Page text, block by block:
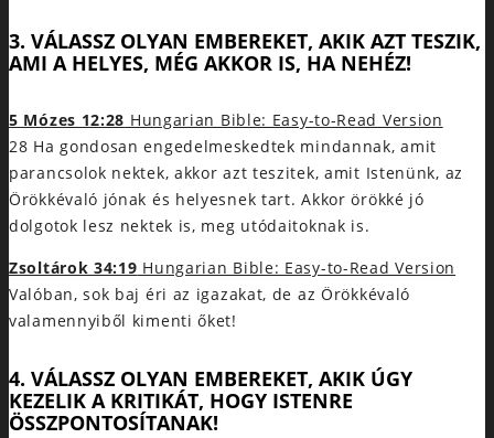
3. VÁLASSZ OLYAN EMBEREKET, AKIK AZT TESZIK,
AMI A HELYES, MÉG AKKOR IS, HA NEHÉZ!
5 Mózes 12:28 Hungarian Bible: Easy-to-Read Version
28 Ha gondosan engedelmeskedtek mindannak, amit
parancsolok nektek, akkor azt teszitek, amit Istenünk, az
Örökkévaló jónak és helyesnek tart. Akkor örökké jó
dolgotok lesz nektek is, meg utódaitoknak is.
Zsoltárok 34:19 Hungarian Bible: Easy-to-Read Version
Valóban, sok baj éri az igazakat, de az Örökkévaló
valamennyiből kimenti őket!
4. VÁLASSZ OLYAN EMBEREKET, AKIK ÚGY
KEZELIK A KRITIKÁT, HOGY ISTENRE
ÖSSZPONTOSÍTANAK!